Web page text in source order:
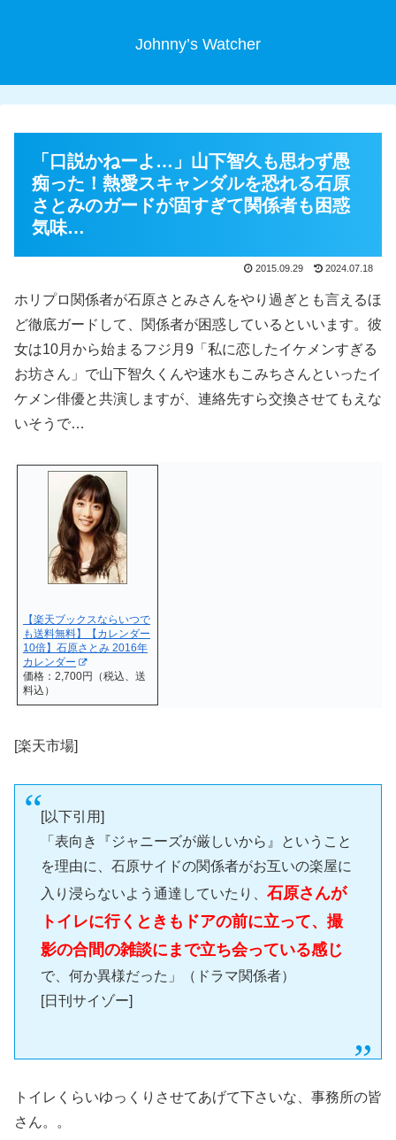
Johnny’s Watcher
「口説かねーよ…」山下智久も思わず愚
痴った！熱愛スキャンダルを恐れる石原
さとみのガードが固すぎて関係者も困惑
気味…
2015.09.29 2024.07.18
ホリプロ関係者が石原さとみさんをやり過ぎとも言えるほ
ど徹底ガードして、関係者が困惑しているといいます。彼
女は10月から始まるフジ月9「私に恋したイケメンすぎる
お坊さん」で山下智久くんや速水もこみちさんといったイ
ケメン俳優と共演しますが、連絡先すら交換させてもえな
いそうで…
【楽天ブックスならいつで
も送料無料】【カレンダー
10倍】石原さとみ 2016年
カレンダー
価格：2,700円（税込、送
料込）
[楽天市場]
[以下引用]
「表向き『ジャニーズが厳しいから』ということ
を理由に、石原サイドの関係者がお互いの楽屋に
入り浸らないよう通達していたり、 石原さんが
トイレに行くときもドアの前に立って、撮
影の合間の雑談にまで立ち会っている感じ
で、何か異様だった」（ドラマ関係者）
[日刊サイゾー]
トイレくらいゆっくりさせてあげて下さいな、事務所の皆
さん。。